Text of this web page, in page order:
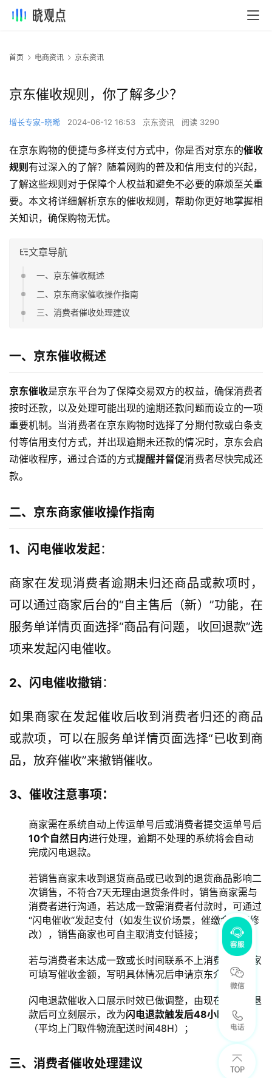
首页 电商资讯 京东资讯
京东催收规则，你了解多少？
增长专家-晓晞 2024-06-12 16:53 京东资讯 阅读 3290
在京东购物的便捷与多样支付方式中，你是否对京东的催收
规则有过深入的了解？随着网购的普及和信用支付的兴起，
了解这些规则对于保障个人权益和避免不必要的麻烦至关重
要。本文将详细解析京东的催收规则，帮助你更好地掌握相
关知识，确保购物无忧。
文章导航
一、京东催收概述
二、京东商家催收操作指南
三、消费者催收处理建议
一、京东催收概述
京东催收是京东平台为了保障交易双方的权益，确保消费者
按时还款，以及处理可能出现的逾期还款问题而设立的一项
重要机制。当消费者在京东购物时选择了分期付款或白条支
付等信用支付方式，并出现逾期未还款的情况时，京东会启
动催收程序，通过合适的方式提醒并督促消费者尽快完成还
款。
二、京东商家催收操作指南
1、闪电催收发起：
商家在发现消费者逾期未归还商品或款项时，
可以通过商家后台的“自主售后（新）”功能，在
服务单详情页面选择“商品有问题，收回退款”选
项来发起闪电催收。
2、闪电催收撤销：
如果商家在发起催收后收到消费者归还的商品
或款项，可以在服务单详情页面选择“已收到商
品，放弃催收”来撤销催收。
3、催收注意事项：
商家需在系统自动上传运单号后或消费者提交运单号后
10个自然日内进行处理，逾期不处理的系统将会自动
完成闪电退款。
若销售商家未收到退货商品或已收到的退货商品影响二
次销售，不符合7天无理由退货条件时，销售商家需与
消费者进行沟通，若达成一致需消费者付款时，可通过
“闪电催收“发起支付（如发生议价场景，催缴金额可修
改），销售商家也可自主取消支付链接；
若与消费者未达成一致或长时间联系不上消费者，商家
可填写催收金额，写明具体情况后申请京东介入处理。
闪电退款催收入口展示时效已做调整，由现在的闪电退
款后可立刻展示，改为闪电退款触发后48小时展示
（平均上门取件物流配送时间48H）；
三、消费者催收处理建议